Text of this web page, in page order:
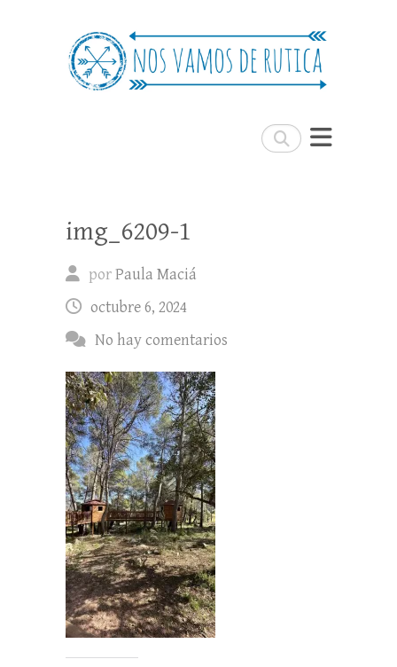
Buscar
Nos Vamos de Rutica
img_6209-1
porPaula Maciá
octubre 6, 2024
No hay comentarios